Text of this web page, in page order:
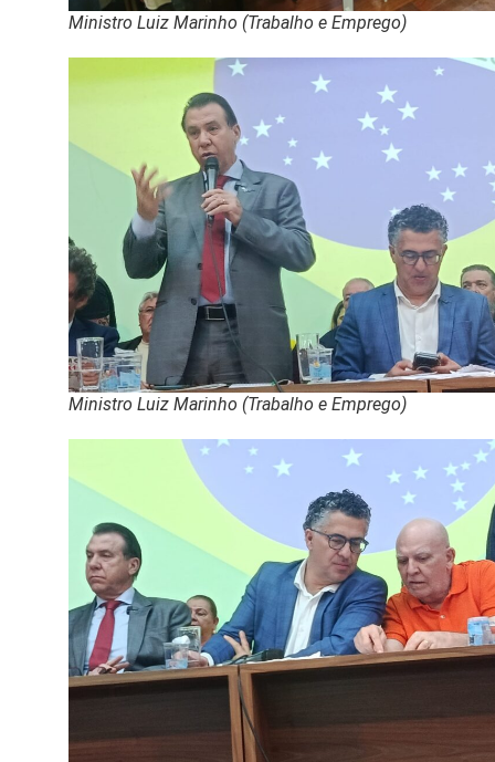
Ministro Luiz Marinho (Trabalho e Emprego)
Ministro Luiz Marinho (Trabalho e Emprego)